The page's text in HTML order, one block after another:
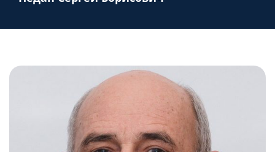
Преподавателям
Слушателям